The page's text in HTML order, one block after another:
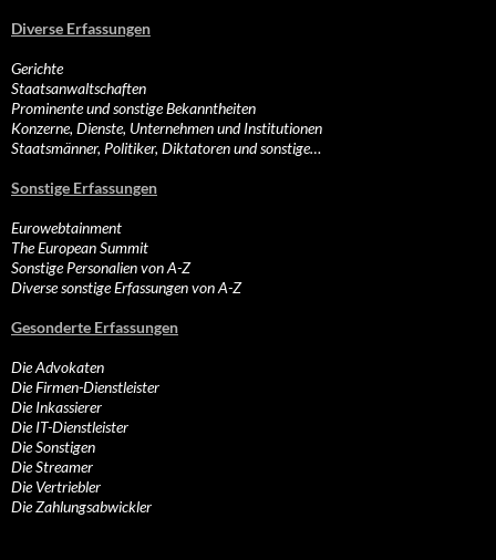
Diverse Erfassungen
Gerichte
Staatsanwaltschaften
Prominente und sonstige Bekanntheiten
Konzerne, Dienste, Unternehmen und Institutionen
Staatsmänner, Politiker, Diktatoren und sonstige…
Sonstige Erfassungen
Eurowebtainment
The European Summit
Sonstige Personalien von A-Z
Diverse sonstige Erfassungen von A-Z
Gesonderte Erfassungen
Die Advokaten
Die Firmen-Dienstleister
Die Inkassierer
Die IT-Dienstleister
Die Sonstigen
Die Streamer
Die Vertriebler
Die Zahlungsabwickler